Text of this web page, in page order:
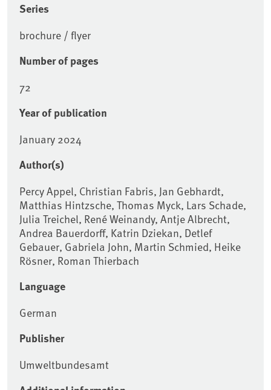
Series
brochure / flyer
Number of pages
72
Year of publication
January 2024
Author(s)
Percy Appel, Christian Fabris, Jan Gebhardt,
Matthias Hintzsche, Thomas Myck, Lars Schade,
Julia Treichel, René Weinandy, Antje Albrecht,
Andrea Bauerdorff, Katrin Dziekan, Detlef
Gebauer, Gabriela John, Martin Schmied, Heike
Rösner, Roman Thierbach
Language
German
Publisher
Umweltbundesamt